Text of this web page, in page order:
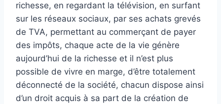
richesse, en regardant la télévision, en surfant
sur les réseaux sociaux, par ses achats grevés
de TVA, permettant au commerçant de payer
des impôts, chaque acte de la vie génère
aujourd’hui de la richesse et il n’est plus
possible de vivre en marge, d’être totalement
déconnecté de la société, chacun dispose ainsi
d’un droit acquis à sa part de la création de